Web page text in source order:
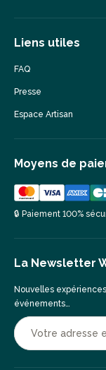
Liens utiles
FAQ
Presse
Espace Artisan
Moyens de
🔒 Paiement 100%
La Newsletter
Nouvelles
événements…